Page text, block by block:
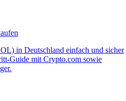
in Deutschland einfach und sicher
Guide mit Crypto.com sowie